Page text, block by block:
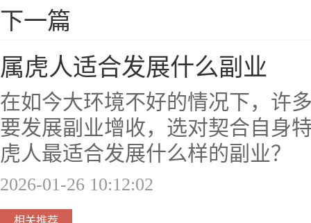
下一篇
属虎人适合发展什么副业
在如今大环境不好的情况下，许
要发展副业增收，选对契合自身
虎人最适合发展什么样的副业？
2026-01-26 10:12:02
相关推荐